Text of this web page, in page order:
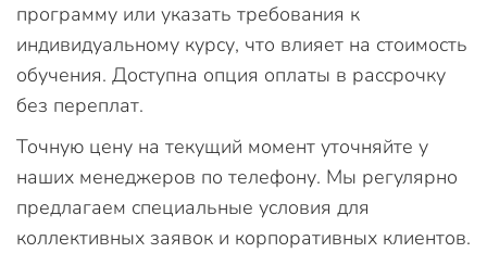
программу или указать требования к
индивидуальному курсу, что влияет на стоимость
обучения. Доступна опция оплаты в рассрочку
без переплат.
Точную цену на текущий момент уточняйте у
наших менеджеров по телефону. Мы регулярно
предлагаем специальные условия для
коллективных заявок и корпоративных клиентов.